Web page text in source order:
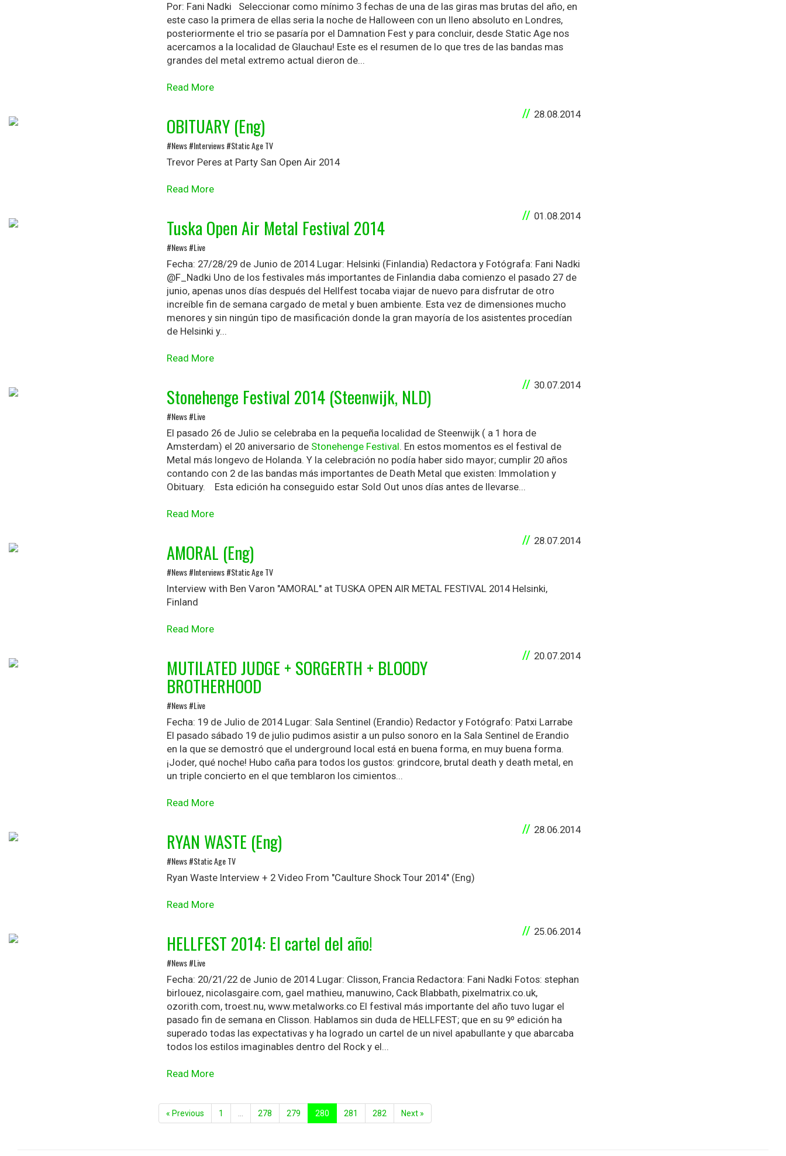
Por: Fani Nadki Seleccionar como mínimo 3 fechas de una de las giras mas brutas del año, en
este caso la primera de ellas seria la noche de Halloween con un lleno absoluto en Londres,
posteriormente el trio se pasaría por el Damnation Fest y para concluir, desde Static Age nos
acercamos a la localidad de Glauchau! Este es el resumen de lo que tres de las bandas mas
grandes del metal extremo actual dieron de...
Read More
28.08.2014
OBITUARY (Eng)
#News #Interviews #Static Age TV
Trevor Peres at Party San Open Air 2014
Read More
01.08.2014
Tuska Open Air Metal Festival 2014
#News #Live
Fecha: 27/28/29 de Junio de 2014 Lugar: Helsinki (Finlandia) Redactora y Fotógrafa: Fani Nadki
@F_Nadki Uno de los festivales más importantes de Finlandia daba comienzo el pasado 27 de
junio, apenas unos días después del Hellfest tocaba viajar de nuevo para disfrutar de otro
increíble fin de semana cargado de metal y buen ambiente. Esta vez de dimensiones mucho
menores y sin ningún tipo de masificación donde la gran mayoría de los asistentes procedían
de Helsinki y...
Read More
30.07.2014
Stonehenge Festival 2014 (Steenwijk, NLD)
#News #Live
El pasado 26 de Julio se celebraba en la pequeña localidad de Steenwijk ( a 1 hora de
Amsterdam) el 20 aniversario de Stonehenge Festival. En estos momentos es el festival de
Metal más longevo de Holanda. Y la celebración no podía haber sido mayor; cumplir 20 años
contando con 2 de las bandas más importantes de Death Metal que existen: Immolation y
Obituary. Esta edición ha conseguido estar Sold Out unos días antes de llevarse...
Read More
28.07.2014
AMORAL (Eng)
#News #Interviews #Static Age TV
Interview with Ben Varon "AMORAL" at TUSKA OPEN AIR METAL FESTIVAL 2014 Helsinki,
Finland
Read More
20.07.2014
MUTILATED JUDGE + SORGERTH + BLOODY
BROTHERHOOD
#News #Live
Fecha: 19 de Julio de 2014 Lugar: Sala Sentinel (Erandio) Redactor y Fotógrafo: Patxi Larrabe
El pasado sábado 19 de julio pudimos asistir a un pulso sonoro en la Sala Sentinel de Erandio
en la que se demostró que el underground local está en buena forma, en muy buena forma.
¡Joder, qué noche! Hubo caña para todos los gustos: grindcore, brutal death y death metal, en
un triple concierto en el que temblaron los cimientos...
Read More
28.06.2014
RYAN WASTE (Eng)
#News #Static Age TV
Ryan Waste Interview + 2 Video From "Caulture Shock Tour 2014" (Eng)
Read More
25.06.2014
HELLFEST 2014: El cartel del año!
#News #Live
Fecha: 20/21/22 de Junio de 2014 Lugar: Clisson, Francia Redactora: Fani Nadki Fotos: stephan
birlouez, nicolasgaire.com, gael mathieu, manuwino, Cack Blabbath, pixelmatrix.co.uk,
ozorith.com, troest.nu, www.metalworks.co El festival más importante del año tuvo lugar el
pasado fin de semana en Clisson. Hablamos sin duda de HELLFEST; que en su 9º edición ha
superado todas las expectativas y ha logrado un cartel de un nivel apabullante y que abarcaba
todos los estilos imaginables dentro del Rock y el...
Read More
« Previous 1 278 279 280 281 282 Next »